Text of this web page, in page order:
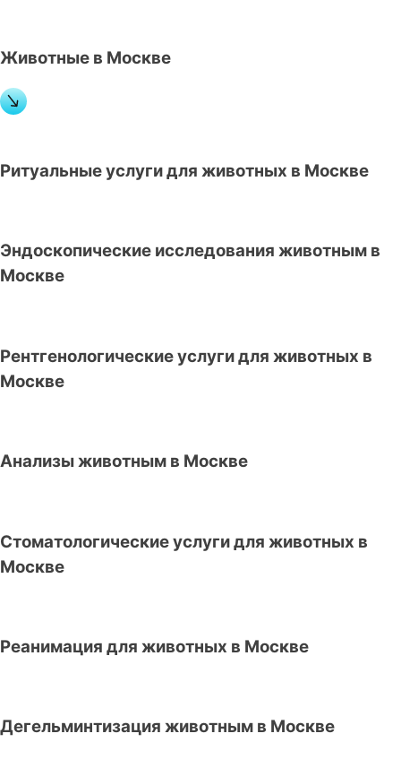
Животные в Москве
Ритуальные услуги для животных в Москве
Эндоскопические исследования животным в
Москве
Рентгенологические услуги для животных в
Москве
Анализы животным в Москве
Стоматологические услуги для животных в
Москве
Реанимация для животных в Москве
Дегельминтизация животным в Москве